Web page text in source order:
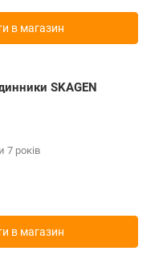
в магазин
SKAGEN
7 років
в магазин